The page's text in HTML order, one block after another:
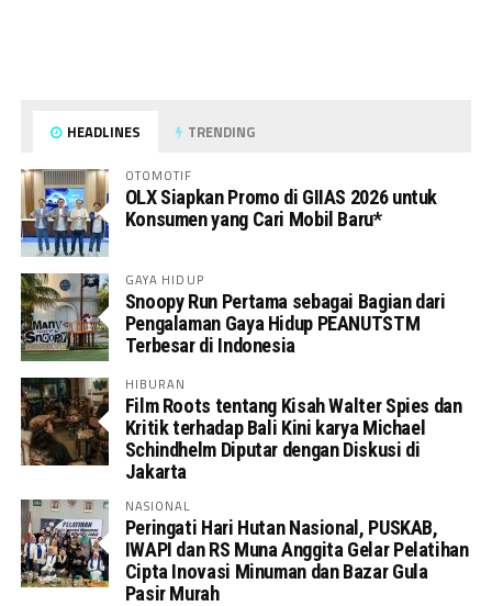
HEADLINES TRENDING
OTOMOTIF
OLX Siapkan Promo di GIIAS 2026 untuk
Konsumen yang Cari Mobil Baru*
GAYA HIDUP
Snoopy Run Pertama sebagai Bagian dari
Pengalaman Gaya Hidup PEANUTSTM
Terbesar di Indonesia
HIBURAN
Film Roots tentang Kisah Walter Spies dan
Kritik terhadap Bali Kini karya Michael
Schindhelm Diputar dengan Diskusi di
Jakarta
NASIONAL
Peringati Hari Hutan Nasional, PUSKAB,
IWAPI dan RS Muna Anggita Gelar Pelatihan
Cipta Inovasi Minuman dan Bazar Gula
Pasir Murah